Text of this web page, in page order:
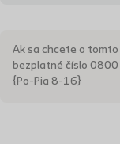
285100 - CH 10 |
Ak sa chcete o
bezplatné číslo
{Po-Pia 8-16}